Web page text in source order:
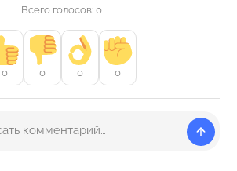
Всего голосов: 0
0 0 0 0